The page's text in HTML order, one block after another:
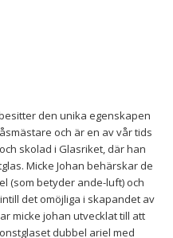
den unika egenskapen
och är en av vår tids
skolad i Glasriket, där han
Micke Johan behärskar de
(som betyder ande-luft) och
det omöjliga i skapandet av
micke johan utvecklat till att
dubbel ariel med